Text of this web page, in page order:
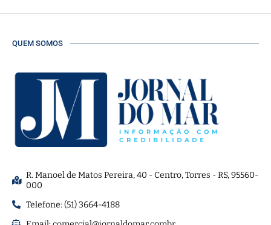
QUEM SOMOS
R. Manoel de Matos Pereira, 40 - Centro, Torres - RS, 95560-
000
Telefone: (51) 3664-4188